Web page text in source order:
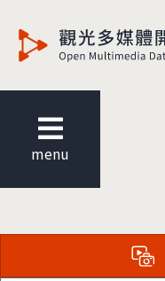
menu